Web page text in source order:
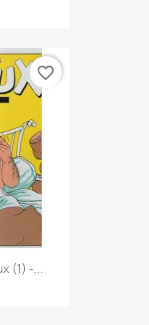
(1) -...
favorite_border